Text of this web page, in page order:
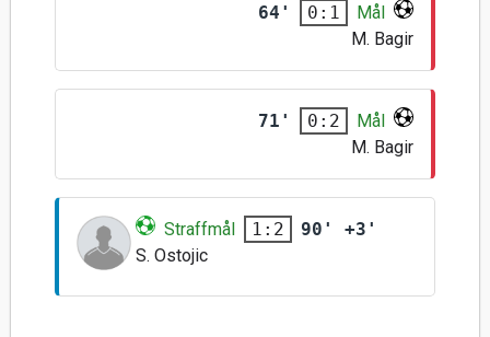
64' 0:1
Mål
M. Bagir
71' 0:2
Mål
M. Bagir
Straffmål 1:2
90' +3'
S. Ostojic